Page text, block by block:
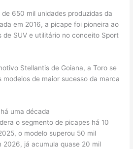
650 mil unidades produzidas da
em 2016, a picape foi pioneira ao
SUV e utilitário no conceito Sport
Stellantis de Goiana, a Toro se
modelos de maior sucesso da marca
uma década
o segmento de picapes há 10
o modelo superou 50 mil
2026, já acumula quase 20 mil